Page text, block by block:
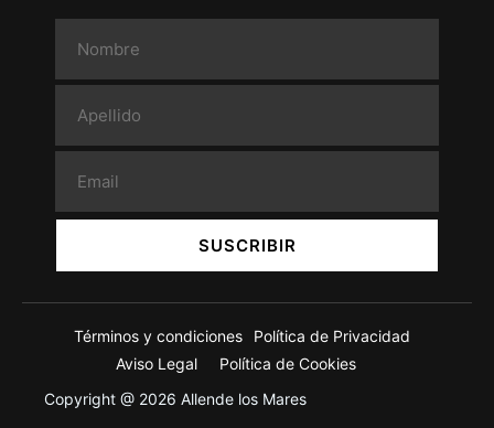
SUSCRIBIR
Copyright @ 2026 Allende los Mares
Términos y condiciones
Política de Privacidad
Aviso Legal
Política de Cookies